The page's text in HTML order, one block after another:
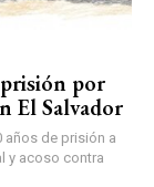
por
El Salvador
años de prisión a
y acoso contra